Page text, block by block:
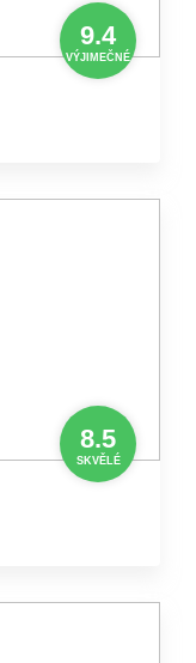
9.4
VÝJIMEČNÉ
8.5
SKVĚLÉ